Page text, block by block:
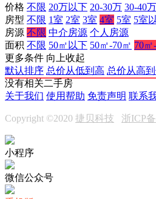
价格 不限 20万以下 20-30万 30-40万
房型 不限 1室 2室 3室 4室 5室 5室
房源 不限 中介房源 个人房源
面积 不限 50㎡以下 50㎡-70㎡ 70㎡
更多条件 向上收起
默认排序 总价从低到高 总价从高
没有相关二手房
关于我们 使用帮助 免责声明 联系
Copyright ©2020 捷贝科技 浙ICP
小程序
微信公众号